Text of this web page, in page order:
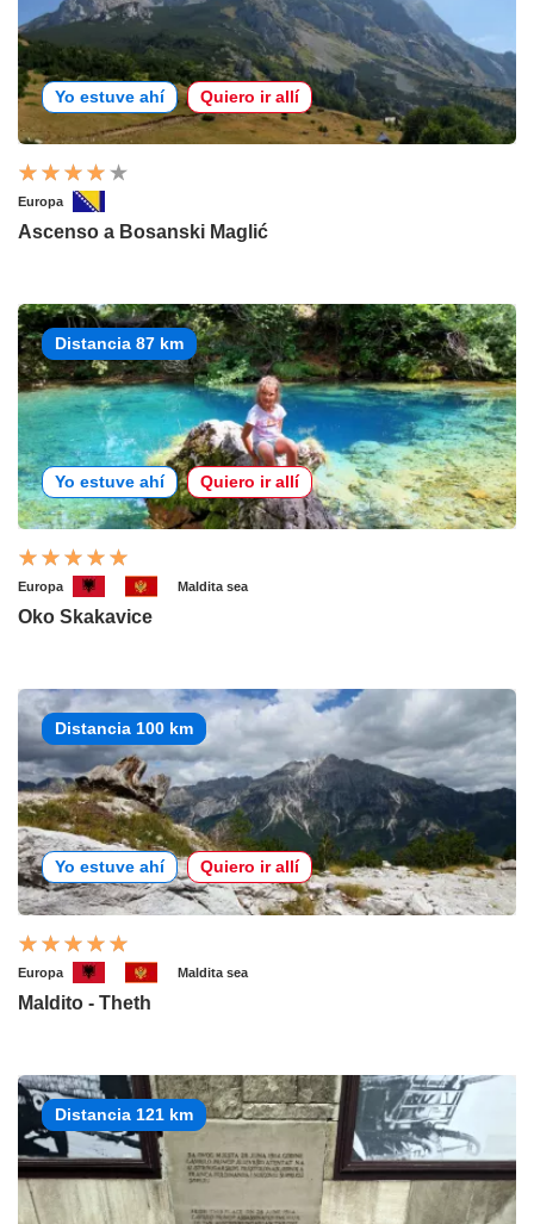
Yo estuve ahí Quiero ir allí
Europa
Ascenso a Bosanski Maglić
Distancia 87 km
Yo estuve ahí Quiero ir allí
Europa Maldita sea
Oko Skakavice
Distancia 100 km
Yo estuve ahí Quiero ir allí
Europa Maldita sea
Maldito - Theth
Distancia 121 km